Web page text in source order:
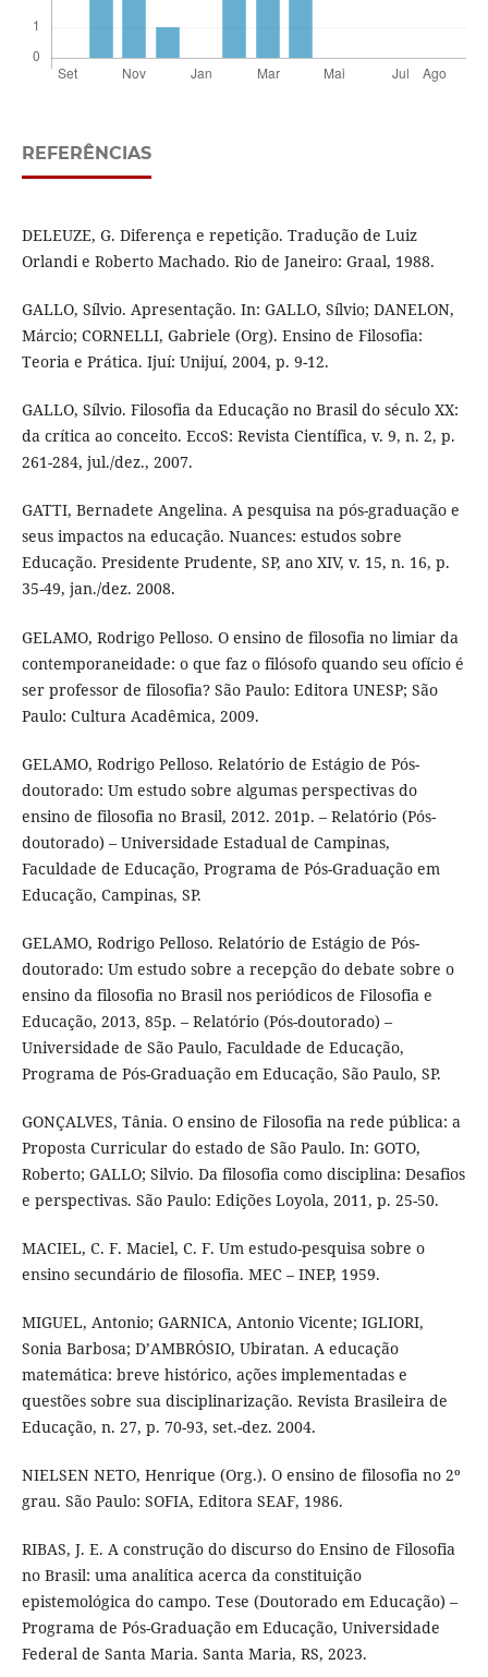
REFERÊNCIAS
DELEUZE, G. Diferença e repetição. Tradução de Luiz
Orlandi e Roberto Machado. Rio de Janeiro: Graal, 1988.
GALLO, Sílvio. Apresentação. In: GALLO, Sílvio; DANELON,
Márcio; CORNELLI, Gabriele (Org). Ensino de Filosofia:
Teoria e Prática. Ijuí: Unijuí, 2004, p. 9-12.
GALLO, Sílvio. Filosofia da Educação no Brasil do século XX:
da crítica ao conceito. EccoS: Revista Científica, v. 9, n. 2, p.
261-284, jul./dez., 2007.
GATTI, Bernadete Angelina. A pesquisa na pós-graduação e
seus impactos na educação. Nuances: estudos sobre
Educação. Presidente Prudente, SP, ano XIV, v. 15, n. 16, p.
35-49, jan./dez. 2008.
GELAMO, Rodrigo Pelloso. O ensino de filosofia no limiar da
contemporaneidade: o que faz o filósofo quando seu ofício é
ser professor de filosofia? São Paulo: Editora UNESP; São
Paulo: Cultura Acadêmica, 2009.
GELAMO, Rodrigo Pelloso. Relatório de Estágio de Pós-
doutorado: Um estudo sobre algumas perspectivas do
ensino de filosofia no Brasil, 2012. 201p. – Relatório (Pós-
doutorado) – Universidade Estadual de Campinas,
Faculdade de Educação, Programa de Pós-Graduação em
Educação, Campinas, SP.
GELAMO, Rodrigo Pelloso. Relatório de Estágio de Pós-
doutorado: Um estudo sobre a recepção do debate sobre o
ensino da filosofia no Brasil nos periódicos de Filosofia e
Educação, 2013, 85p. – Relatório (Pós-doutorado) –
Universidade de São Paulo, Faculdade de Educação,
Programa de Pós-Graduação em Educação, São Paulo, SP.
GONÇALVES, Tânia. O ensino de Filosofia na rede pública: a
Proposta Curricular do estado de São Paulo. In: GOTO,
Roberto; GALLO; Silvio. Da filosofia como disciplina: Desafios
e perspectivas. São Paulo: Edições Loyola, 2011, p. 25-50.
MACIEL, C. F. Maciel, C. F. Um estudo-pesquisa sobre o
ensino secundário de filosofia. MEC – INEP, 1959.
MIGUEL, Antonio; GARNICA, Antonio Vicente; IGLIORI,
Sonia Barbosa; D’AMBRÓSIO, Ubiratan. A educação
matemática: breve histórico, ações implementadas e
questões sobre sua disciplinarização. Revista Brasileira de
Educação, n. 27, p. 70-93, set.-dez. 2004.
NIELSEN NETO, Henrique (Org.). O ensino de filosofia no 2º
grau. São Paulo: SOFIA, Editora SEAF, 1986.
RIBAS, J. E. A construção do discurso do Ensino de Filosofia
no Brasil: uma analítica acerca da constituição
epistemológica do campo. Tese (Doutorado em Educação) –
Programa de Pós-Graduação em Educação, Universidade
Federal de Santa Maria. Santa Maria, RS, 2023.